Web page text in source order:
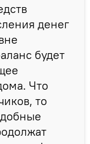
денег
будет
Что
то